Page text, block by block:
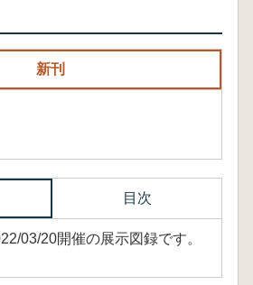
新刊
目次
03/20開催の展示図録です。